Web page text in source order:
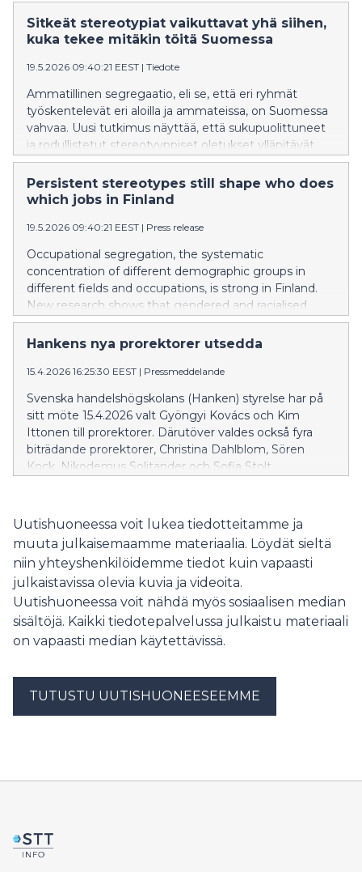
yrkesutbildningen.
Sitkeät stereotypiat vaikuttavat yhä siihen,
kuka tekee mitäkin töitä Suomessa
19.5.2026 09:40:21 EEST | Tiedote
Ammatillinen segregaatio, eli se, että eri ryhmät
työskentelevät eri aloilla ja ammateissa, on Suomessa
vahvaa. Uusi tutkimus näyttää, että sukupuolittuneet
ja rodullistetut stereotyyppiset oletukset ylläpitävät
segregaatiota ammatillisessa koulutuksessa.
Persistent stereotypes still shape who does
which jobs in Finland
19.5.2026 09:40:21 EEST | Press release
Occupational segregation, the systematic
concentration of different demographic groups in
different fields and occupations, is strong in Finland.
New research shows that gendered and racialised
stereotypical assumptions reproduce segregation in
vocational education.
Hankens nya prorektorer utsedda
15.4.2026 16:25:30 EEST | Pressmeddelande
Svenska handelshögskolans (Hanken) styrelse har på
sitt möte 15.4.2026 valt Gyöngyi Kovács och Kim
Ittonen till prorektorer. Därutöver valdes också fyra
biträdande prorektorer, Christina Dahlblom, Sören
Kock, Nikodemus Solitander och Sofia Stolt.
Uutishuoneessa voit lukea tiedotteitamme ja
muuta julkaisemaamme materiaalia. Löydät sieltä
niin yhteyshenkilöidemme tiedot kuin vapaasti
julkaistavissa olevia kuvia ja videoita.
Uutishuoneessa voit nähdä myös sosiaalisen median
sisältöjä. Kaikki tiedotepalvelussa julkaistu materiaali
on vapaasti median käytettävissä.
TUTUSTU UUTISHUONEESEEMME